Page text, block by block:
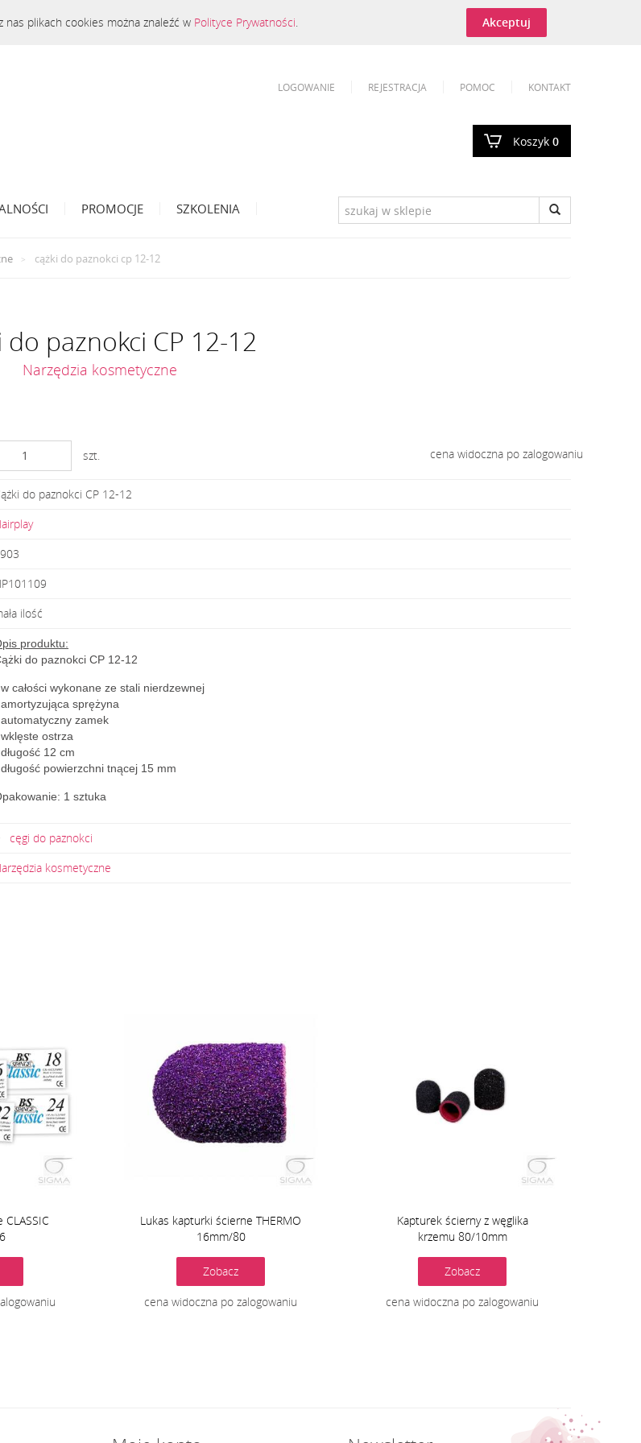
plikach cookies można znaleźć w Polityce Prywatności. Akceptuj
Koszyk 0
LOGOWANIE REJESTRACJA POMOC KONTAKT
PROMOCJE SZKOLENIA
cążki do paznokci cp 12-12
do paznokci CP 12-12
Narzędzia kosmetyczne
szt. cena widoczna po zalogowaniu
do paznokci CP 12-12
ilość
produktu:
do paznokci CP 12-12
całości wykonane ze stali nierdzewnej
sprężyna
zamek
ostrza
12 cm
powierzchni tnącej 15 mm
1 sztuka
cęgi do paznokci
kosmetyczne
CLASSIC
Lukas kapturki ścierne THERMO
16mm/80
Zobacz
cena widoczna po zalogowaniu
Kapturek ścierny z węglika
krzemu 80/10mm
Zobacz
cena widoczna po zalogowaniu